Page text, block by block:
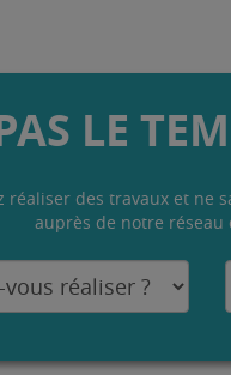
LE
réaliser des travaux et ne
auprès de notre réseau